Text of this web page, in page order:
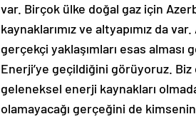
var. Birçok ülke doğal gaz için
kaynaklarımız ve altyapımız da
gerçekçi yaklaşımları esas
Enerji’ye geçildiğini görüyoruz.
geleneksel enerji kaynakları
olamayacağı gerçeğini de